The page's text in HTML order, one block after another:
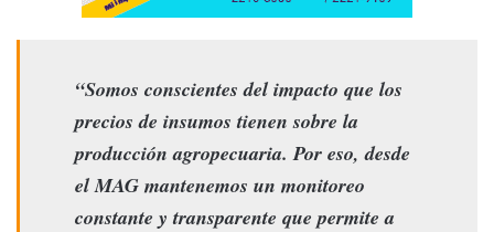
“Somos conscientes del impacto que los
precios de insumos tienen sobre la
producción agropecuaria. Por eso, desde
el MAG mantenemos un monitoreo
constante y transparente que permite a